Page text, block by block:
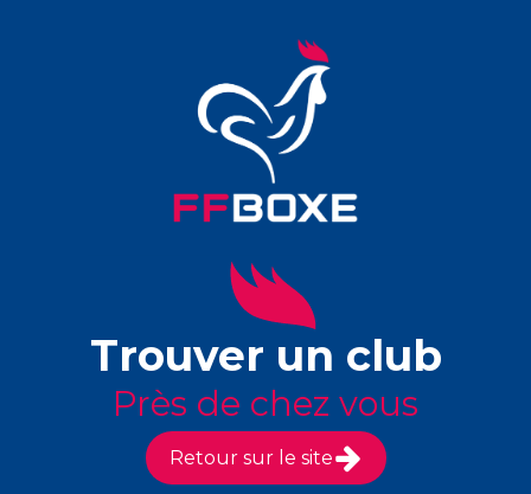
Trouver un club
Près de chez vous
Retour sur le site